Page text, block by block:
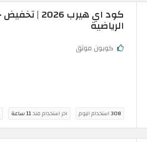
الرياضية
كوبون موثق
308استخدام اليوم اخر استخدام منذ11 ساعة